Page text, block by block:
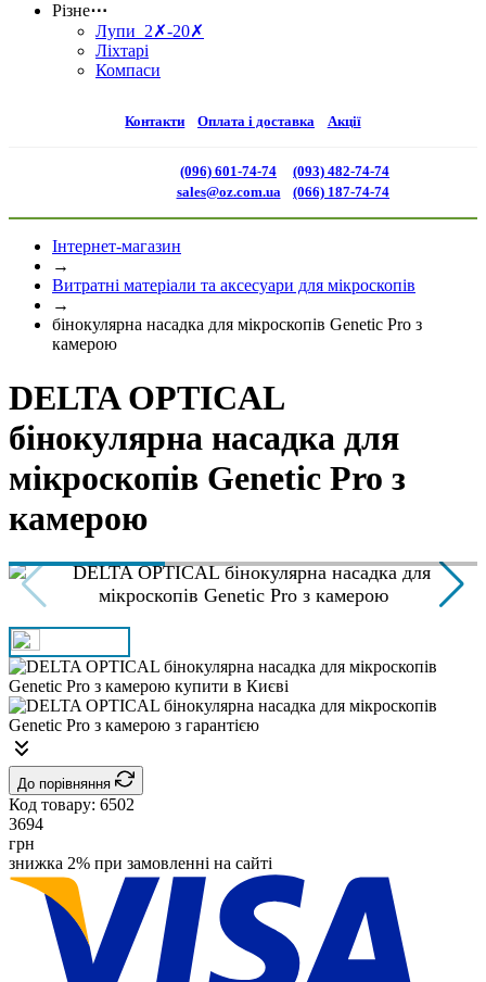
Різне⋯
Лупи 2✗-20✗
Ліхтарі
Компаси
Контакти Оплата і доставка Акції
(096) 601-74-74
sales@oz.com.ua
(093) 482-74-74
(066) 187-74-74
Інтернет-магазин
→
Витратні матеріали та аксесуари для мікроскопів
→
бінокулярна насадка для мікроскопів Genetic Pro з
камерою
DELTA OPTICAL
бінокулярна насадка для
мікроскопів Genetic Pro з
камерою
До порівняння
Код товару: 6502
3694
грн
знижка 2% при замовленні на сайті